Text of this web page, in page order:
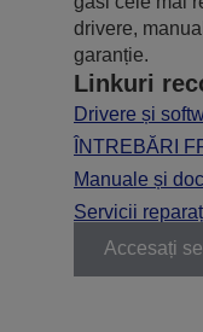
drivere,
garanție.
Linkuri
Drivere și
ÎNTREBĂRI
Manuale și
Servicii
Accesați